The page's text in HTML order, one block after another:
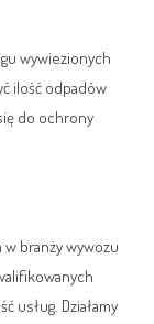
wywiezionych
ilość odpadów
do ochrony
branży wywozu
usług. Działamy